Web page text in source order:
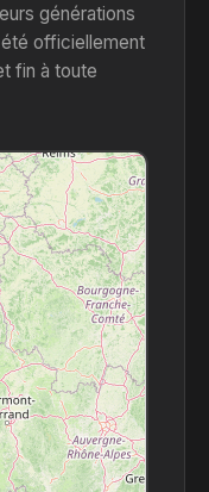
générations
officiellement
fin à toute